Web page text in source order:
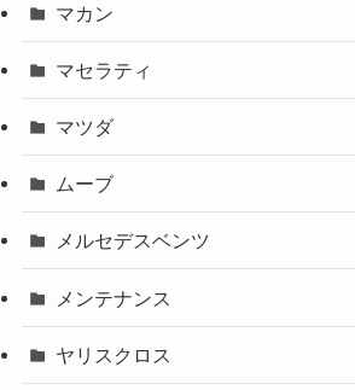
マカン
マセラティ
マツダ
ムーブ
メルセデスベンツ
メンテナンス
ヤリスクロス